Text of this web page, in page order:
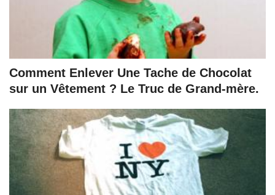
Comment Enlever Une Tache de Chocolat
sur un Vêtement ? Le Truc de Grand-mère.